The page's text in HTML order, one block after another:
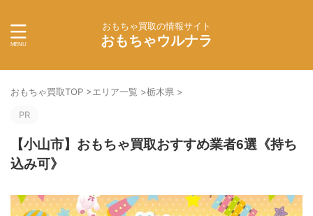
おもちゃ買取の情報サイト
おもちゃウルナラ
おもちゃ買取TOP >エリア一覧 >栃木県 >
PR
【小山市】おもちゃ買取おすすめ業者6選《持ち
込み可》